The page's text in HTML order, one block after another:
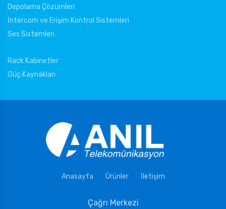
Depolama Çözümleri
İntercom ve Erişim Kontrol Sistemleri
Ses Sistemleri
Rack Kabinetler
Güç Kaynakları
Anasayfa Ürünler İletişim
Çağrı Merkezi